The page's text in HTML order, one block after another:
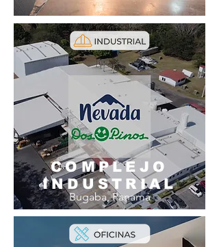
COMPLEJO
INDUSTRIAL
Bugaba, Panamá